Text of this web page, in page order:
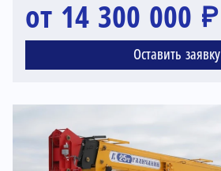
от 14 300 000 ₽
Оставить заявку